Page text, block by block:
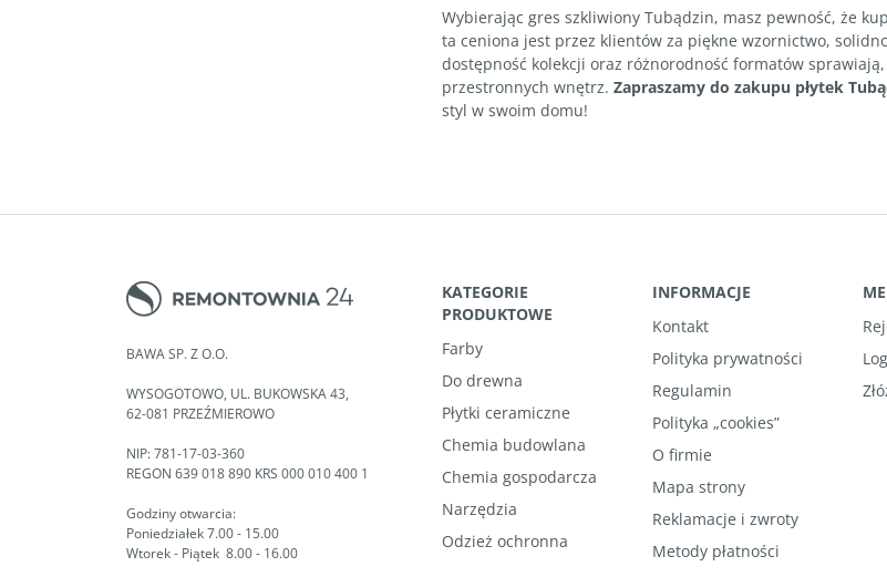
Wybierając gres szkliwiony Tubądzin, masz pewność, że
ta ceniona jest przez klientów za piękne wzornictwo,
dostępność kolekcji oraz różnorodność formatów
przestronnych wnętrz. Zapraszamy do zakupu płytek
styl w swoim domu!
BAWA SP. Z O.O.
WYSOGOTOWO, UL. BUKOWSKA 43,
62-081 PRZEŹMIEROWO
NIP: 781-17-03-360
REGON 639 018 890 KRS 000 010 400 1
Godziny otwarcia:
Poniedziałek 7.00 - 15.00
Wtorek - Piątek 8.00 - 16.00
KATEGORIE
PRODUKTOWE
Farby
Do drewna
Płytki ceramiczne
Chemia budowlana
Chemia gospodarcza
Narzędzia
Odzież ochronna
INFORMACJE
Kontakt
Polityka prywatności
Regulamin
Polityka „cookies”
O firmie
Mapa strony
Reklamacje i zwroty
Metody płatności